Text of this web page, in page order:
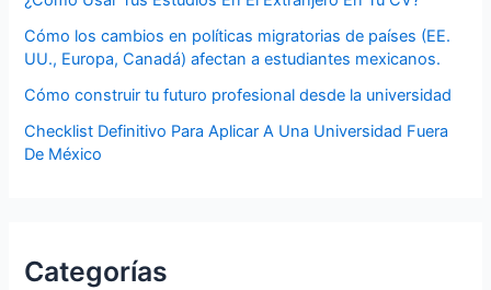
Cómo los cambios en políticas migratorias de países (EE.
UU., Europa, Canadá) afectan a estudiantes mexicanos.
Cómo construir tu futuro profesional desde la universidad
Checklist Definitivo Para Aplicar A Una Universidad Fuera
De México
Categorías